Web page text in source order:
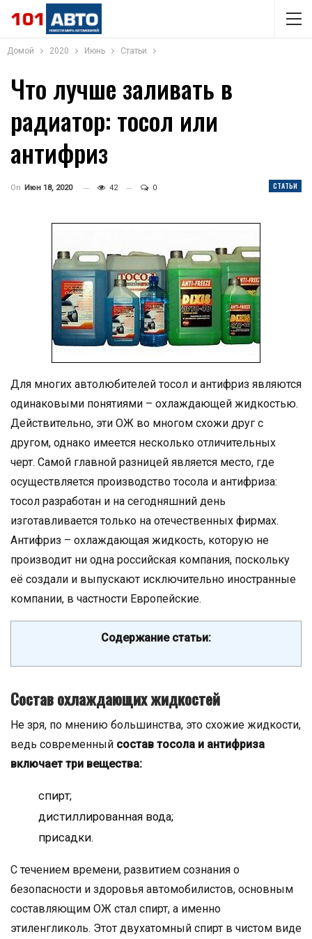
Домой 2020 Июнь Статьи
Что лучше заливать в
радиатор: тосол или
антифриз
СТАТЬИ
On Июн 18, 2020 42 0
Для многих автолюбителей тосол и антифриз являются
одинаковыми понятиями – охлаждающей жидкостью.
Действительно, эти ОЖ во многом схожи друг с
другом, однако имеется несколько отличительных
черт. Самой главной разницей является место, где
осуществляется производство тосола и антифриза:
тосол разработан и на сегодняшний день
изготавливается только на отечественных фирмах.
Антифриз – охлаждающая жидкость, которую не
производит ни одна российская компания, поскольку
её создали и выпускают исключительно иностранные
компании, в частности Европейские.
Содержание статьи:
Состав охлаждающих жидкостей
Не зря, по мнению большинства, это схожие жидкости,
ведь современный состав тосола и антифриза
включает три вещества:
спирт;
дистиллированная вода;
присадки.
С течением времени, развитием сознания о
безопасности и здоровья автомобилистов, основным
составляющим ОЖ стал спирт, а именно
этиленгликоль. Этот двухатомный спирт в чистом виде